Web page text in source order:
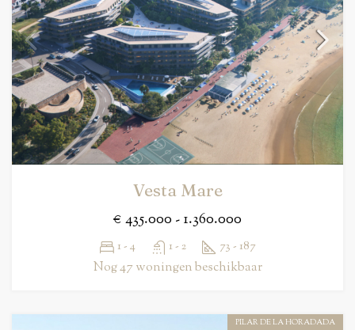
Vesta Mare
€ 435.000 - 1.360.000
1 - 4 1 - 2 73 - 187
Nog 47 woningen beschikbaar
PILAR DE LA HORADADA